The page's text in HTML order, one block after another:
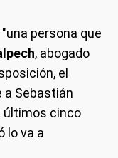
persona que
, abogado
el
a Sebastián
últimos cinco
lo va a